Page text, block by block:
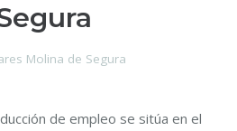
Molina de Segura
de empleo se sitúa en el